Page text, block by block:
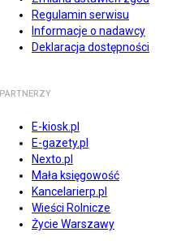
Regulamin serwisu
Informacje o nadawcy
Deklaracja dostępności
PARTNERZY
E-kiosk.pl
E-gazety.pl
Nexto.pl
Mała księgowość
Kancelarierp.pl
Wieści Rolnicze
Życie Warszawy